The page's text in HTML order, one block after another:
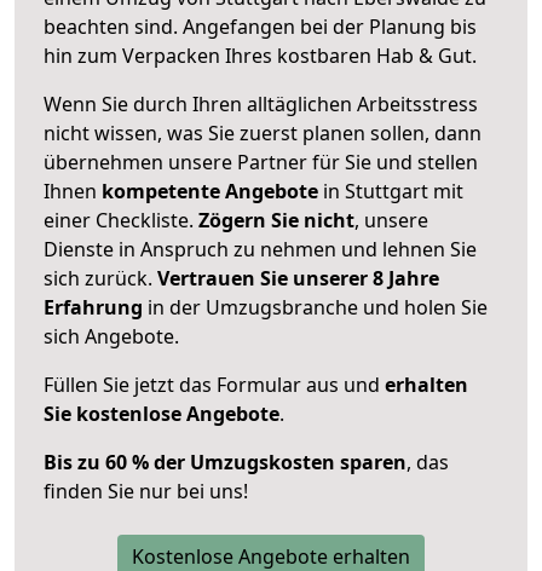
beachten sind. Angefangen bei der Planung bis
hin zum Verpacken Ihres kostbaren Hab & Gut.
Wenn Sie durch Ihren alltäglichen Arbeitsstress
nicht wissen, was Sie zuerst planen sollen, dann
übernehmen unsere Partner für Sie und stellen
Ihnen kompetente Angebote in Stuttgart mit
einer Checkliste. Zögern Sie nicht, unsere
Dienste in Anspruch zu nehmen und lehnen Sie
sich zurück. Vertrauen Sie unserer 8 Jahre
Erfahrung in der Umzugsbranche und holen Sie
sich Angebote.
Füllen Sie jetzt das Formular aus und erhalten
Sie kostenlose Angebote.
Bis zu 60 % der Umzugskosten sparen, das
finden Sie nur bei uns!
Kostenlose Angebote erhalten